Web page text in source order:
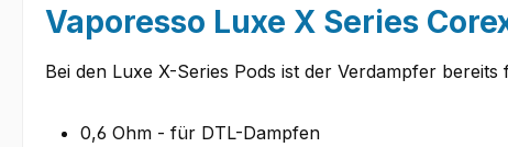
Vaporesso Luxe X Series
Bei den Luxe X-Series Pods ist der Verdampfer
0,6 Ohm - für DTL-Dampfen